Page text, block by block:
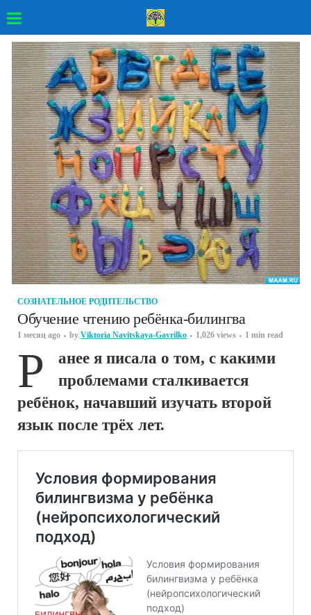
СОЗНАТЕЛЬНОЕ РОДИТЕЛЬСТВО
Обучение чтению ребёнка-билингва
1 месяц ago by Viktoria Navitskaya-Gavrilko 1,026 views 1 min read
Р
анее я писала о том, с какими
проблемами сталкивается
ребёнок, начавший изучать второй
язык после трёх лет.